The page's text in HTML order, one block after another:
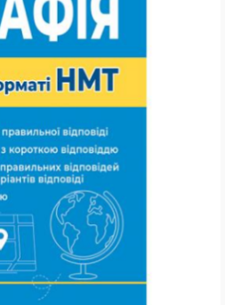
Етика,
Захист